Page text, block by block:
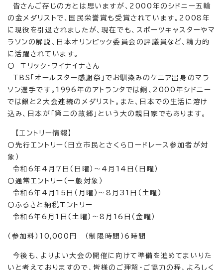
皆さんご存じの方とは思いますが、2000年のシドニー五輪
の金メダリストで、国民栄誉賞も受賞されています。2008年
に現役を引退されましたが、現在でも、スポーツキャスターやマ
ラソンの解説、日本オリンピック委員会の評議員など、精力的
に活躍されています。
〇 エリック・ワイナイナさん
TBS「オールスター感謝祭」でお馴染みのケニア出身のマラ
ソン選手です。1996年のアトランタでは銅、2000年シドニー
では銀と2大会連続のメダリスト。また、日本での生活に溶け
込み、日本が「第二の故郷」という大の親日家でもあります。
【エントリー情報】
〇先行エントリー（日立市民とさくらロードレース参加者が対
象）
令和6年4月7日（日曜）～4月14日（日曜）
〇通常エントリー（一般対象）
令和6年4月15日（月曜）～8月31日（土曜）
〇ふるさと納税エントリー
令和6年6月1日（土曜）～8月16日（金曜）
（参加料）10,000円 （制限時間）6時間
今後も、よりよい大会の開催に向けて準備を進めてまいりた
いと考えておりますので、皆様のご理解・ご協力の程、よろしく